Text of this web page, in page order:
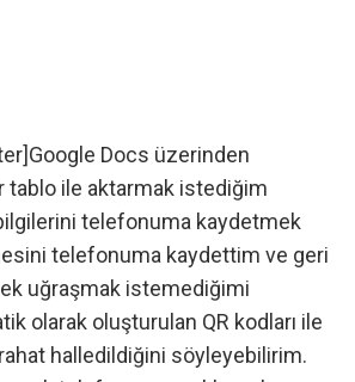
Docs üzerinden
tablo ile aktarmak istediğim
telefonuma kaydetmek
telefonuma kaydettim ve geri
uğraşmak istemediğimi
olarak oluşturulan QR kodları ile
halledildiğini söyleyebilirim.